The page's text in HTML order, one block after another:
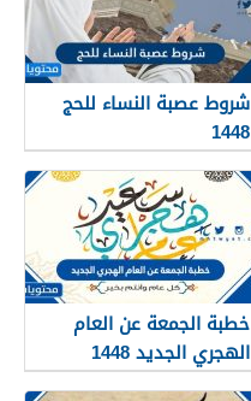
شروط عصبة النساء للحج
1448
خطبة الجمعة عن العام
الهجري الجديد 1448